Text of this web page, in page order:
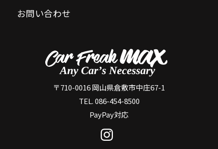
お問い合わせ
〒710-0016 岡山県倉敷市中庄67-1
TEL. 086-454-8500
PayPay対応